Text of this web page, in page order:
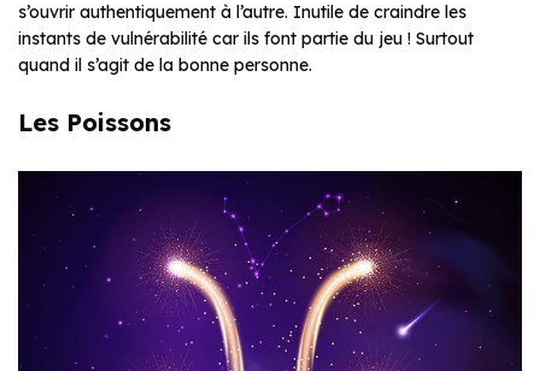
s’ouvrir authentiquement à l’autre. Inutile de craindre les
instants de vulnérabilité car ils font partie du jeu ! Surtout
quand il s’agit de la bonne personne.
Les Poissons